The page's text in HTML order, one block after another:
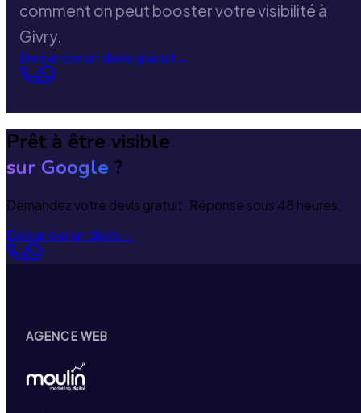
comment on peut booster votre visibilité à
Givry.
Demander un devis gratuit→
Prêt à être visible
sur Google ?
Demandez votre devis gratuit. Réponse sous 48 heures.
Demander un devis→
AGENCE WEB